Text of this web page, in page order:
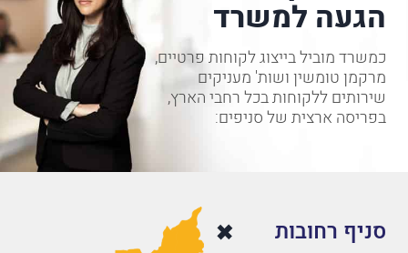
הגעה למשרד
כמשרד מוביל בייצוג לקוחות פרטיים,
מרקמן טומשין ושות' מעניקים
שירותים ללקוחות בכל רחבי הארץ,
בפריסה ארצית של סניפים:
סניף רחובות